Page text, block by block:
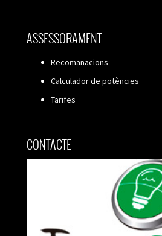
ASSESSORAMENT
Recomanacions
Calculador de potències
Tarifes
CONTACTE